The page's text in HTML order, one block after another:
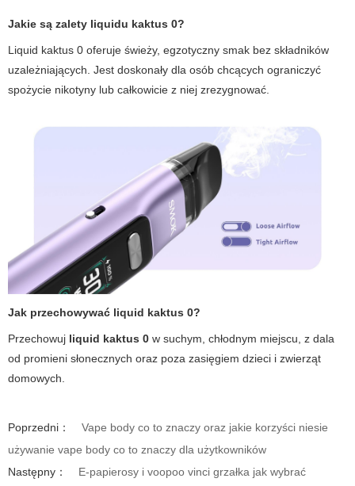
Jakie są zalety liquidu kaktus 0?
Liquid kaktus 0 oferuje świeży, egzotyczny smak bez składników
uzależniających. Jest doskonały dla osób chcących ograniczyć
spożycie nikotyny lub całkowicie z niej zrezygnować.
Jak przechowywać liquid kaktus 0?
Przechowuj liquid kaktus 0 w suchym, chłodnym miejscu, z dala
od promieni słonecznych oraz poza zasięgiem dzieci i zwierząt
domowych.
Poprzedni：
Vape body co to znaczy oraz jakie korzyści niesie
używanie vape body co to znaczy dla użytkowników
Następny：
E-papierosy i voopoo vinci grzałka jak wybrać